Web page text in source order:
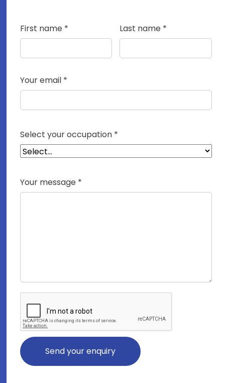
First name * Last name *
Your email *
Select your occupation *
Your message *
Send your enquiry